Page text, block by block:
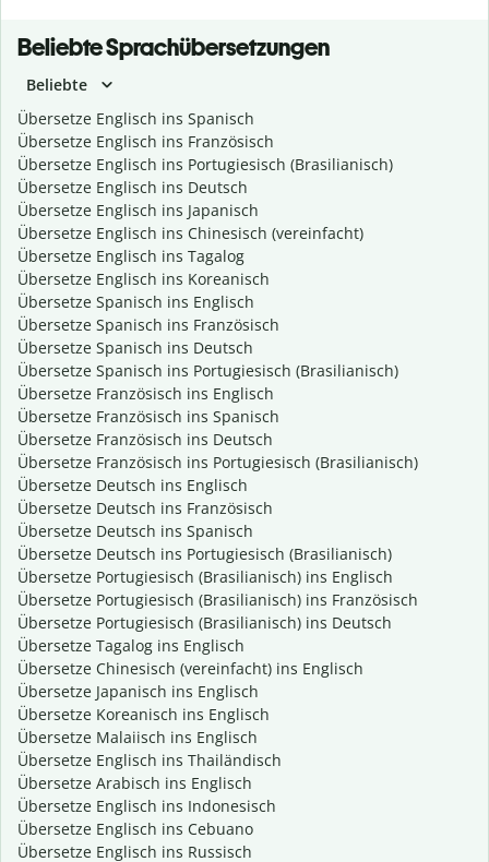
Beliebte Sprachübersetzungen
Beliebte
Übersetze Englisch ins Spanisch
Übersetze Englisch ins Französisch
Übersetze Englisch ins Portugiesisch (Brasilianisch)
Übersetze Englisch ins Deutsch
Übersetze Englisch ins Japanisch
Übersetze Englisch ins Chinesisch (vereinfacht)
Übersetze Englisch ins Tagalog
Übersetze Englisch ins Koreanisch
Übersetze Spanisch ins Englisch
Übersetze Spanisch ins Französisch
Übersetze Spanisch ins Deutsch
Übersetze Spanisch ins Portugiesisch (Brasilianisch)
Übersetze Französisch ins Englisch
Übersetze Französisch ins Spanisch
Übersetze Französisch ins Deutsch
Übersetze Französisch ins Portugiesisch (Brasilianisch)
Übersetze Deutsch ins Englisch
Übersetze Deutsch ins Französisch
Übersetze Deutsch ins Spanisch
Übersetze Deutsch ins Portugiesisch (Brasilianisch)
Übersetze Portugiesisch (Brasilianisch) ins Englisch
Übersetze Portugiesisch (Brasilianisch) ins Französisch
Übersetze Portugiesisch (Brasilianisch) ins Deutsch
Übersetze Tagalog ins Englisch
Übersetze Chinesisch (vereinfacht) ins Englisch
Übersetze Japanisch ins Englisch
Übersetze Koreanisch ins Englisch
Übersetze Malaiisch ins Englisch
Übersetze Englisch ins Thailändisch
Übersetze Arabisch ins Englisch
Übersetze Englisch ins Indonesisch
Übersetze Englisch ins Cebuano
Übersetze Englisch ins Russisch